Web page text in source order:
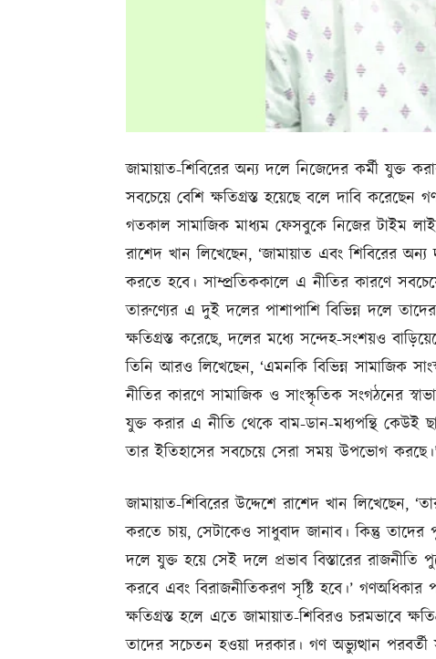
জামায়াত-শিবিরের অন্য দলে নিজেদের কর্মী যুক্ত
সবচেয়ে বেশি ক্ষতিগ্রস্ত হয়েছে বলে দাবি
গতকাল সামাজিক মাধ্যম ফেসবুকে নিজের টাইম
রাশেদ খান লিখেছেন, ‘জামায়াত এবং শিবিরের
করতে হবে। সাম্প্রতিককালে এ নীতির কারণে
তারুণ্যের এ দুই দলের পাশাপাশি বিভিন্ন দলে
ক্ষতিগ্রস্ত করেছে, দলের মধ্যে সন্দেহ-সংশয়ও
তিনি আরও লিখেছেন, ‘এমনকি বিভিন্ন সামাজিক
নীতির কারণে সামাজিক ও সাংস্কৃতিক সংগঠনের
যুক্ত করার এ নীতি থেকে বাম-ডান-মধ্যপন্থি কেউই
তার ইতিহাসের সবচেয়ে সেরা সময় উপভোগ
জামায়াত-শিবিরের উদ্দেশে রাশেদ খান লিখেছেন,
করতে চায়, সেটাকেও সাধুবাদ জানাব। কিন্তু
দলে যুক্ত হয়ে সেই দলে প্রভাব বিস্তারের
করবে এবং বিরাজনীতিকরণ সৃষ্টি হবে।’ গণঅধিকার
ক্ষতিগ্রস্ত হলে এতে জামায়াত-শিবিরও চরমভাবে
তাদের সচেতন হওয়া দরকার। গণ অভ্যুত্থান পরবর্তী